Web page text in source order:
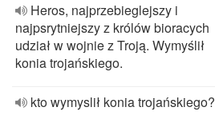
Heros, najprzebieglejszy i
najpsrytniejszy z królów bioracych
udział w wojnie z Troją. Wymyślił
konia trojańskiego.
kto wymyslił konia trojańskiego?